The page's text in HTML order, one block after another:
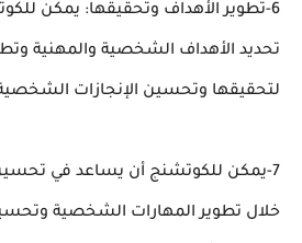
6-تطوير الأهداف وتحقيقها: يمكن
تحديد الأهداف الشخصية والمهنية
لتحقيقها وتحسين الإنجازات
7-يمكن للكوتشنج أن يساعد في
خلال تطوير المهارات الشخصية